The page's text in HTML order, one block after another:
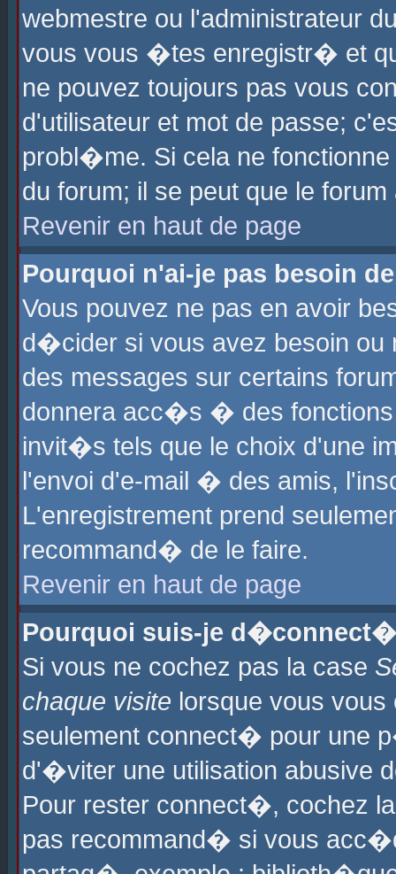
webmestre ou l'administrateur
vous vous �tes enregistr� et
ne pouvez toujours pas vous
d'utilisateur et mot de passe;
probl�me. Si cela ne
du forum; il se peut que le
Revenir en haut de page
Pourquoi n'ai-je pas besoin
Vous pouvez ne pas en avoir
d�cider si vous avez besoin ou
des messages sur certains
donnera acc�s � des fonctions
invit�s tels que le choix d'une
l'envoi d'e-mail � des amis,
L'enregistrement prend
recommand� de le faire.
Revenir en haut de page
Pourquoi suis-je
Si vous ne cochez pas la case
chaque visite lorsque vous
seulement connect� pour une
d'�viter une utilisation abusive
Pour rester connect�, cochez
pas recommand� si vous